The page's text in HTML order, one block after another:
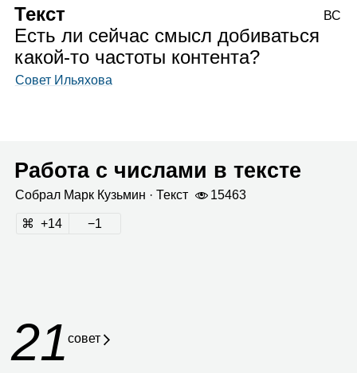
Текст
Есть ли сейчас смысл добиваться
какой‑то частоты контента?
Совет Ильяхова
ВС
Работа с числами в тексте
Собрал Марк Кузь­мин · Текст 15463
14 1
21совет